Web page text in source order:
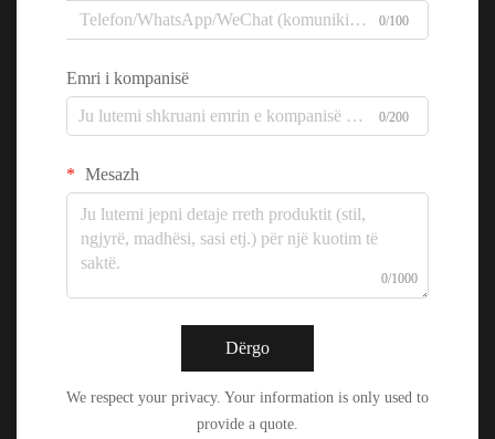
0/100
Emri i kompanisë
0/200
Mesazh
0/1000
Dërgo
We respect your privacy. Your information is only used to
provide a quote.